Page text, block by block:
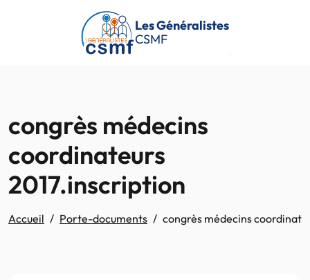
Passer au contenu principal
Les Généralistes
CSMF
congrès médecins
coordinateurs
2017.inscription
Accueil Porte-documents congrès médecins